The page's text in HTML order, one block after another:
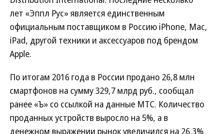
лет «Эппл Рус» является единственным
официальным поставщиком в Россию iPhone, Mac,
iPad, другой техники и аксессуаров под брендом
Apple.
По итогам 2016 года в России продано 26,8 млн
смартфонов на сумму 329,7 млрд руб., сообщал
ранее «Ъ» со ссылкой на данные МТС. Количество
проданных устройств выросло на 5%, а в
денежном выражении рынок увеличился на 26,3%